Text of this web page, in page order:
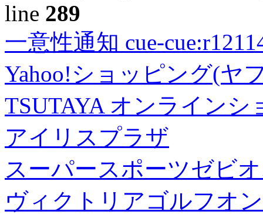
line 289
一意性通知 cue-
Yahoo!ショッピング(ヤ
TSUTAYA オンラインシ
アイリスプラザ
スーパースポーツゼビ
ヴィクトリアゴルフオ